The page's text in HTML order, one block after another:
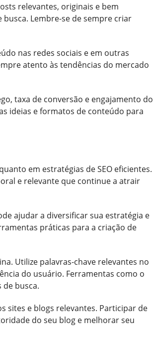
relevantes, originais e bem
Lembre-se de sempre criar
nas redes sociais e em outras
atento às tendências do mercado
taxa de conversão e engajamento do
ideias e formatos de conteúdo para
em estratégias de SEO eficientes.
e relevante que continue a atrair
ajudar a diversificar sua estratégia e
práticas para a criação de
Utilize palavras-chave relevantes no
do usuário. Ferramentas como o
busca.
sites e blogs relevantes. Participar de
do seu blog e melhorar seu